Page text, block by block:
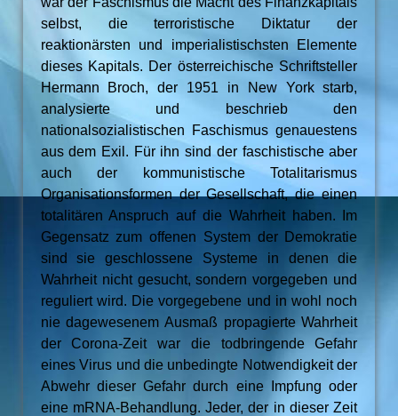
selbst, die terroristische Diktatur der
reaktionärsten und imperialistischsten Elemente
dieses Kapitals. Der österreichische Schriftsteller
Hermann Broch, der 1951 in New York starb,
analysierte und beschrieb den
nationalsozialistischen Faschismus genauestens
aus dem Exil. Für ihn sind der faschistische aber
auch der kommunistische Totalitarismus
Organisationsformen der Gesellschaft, die einen
totalitären Anspruch auf die Wahrheit haben. Im
Gegensatz zum offenen System der Demokratie
sind sie geschlossene Systeme in denen die
Wahrheit nicht gesucht, sondern vorgegeben und
reguliert wird. Die vorgegebene und in wohl noch
nie dagewesenem Ausmaß propagierte Wahrheit
der Corona-Zeit war die todbringende Gefahr
eines Virus und die unbedingte Notwendigkeit der
Abwehr dieser Gefahr durch eine Impfung oder
eine mRNA-Behandlung. Jeder, der in dieser Zeit